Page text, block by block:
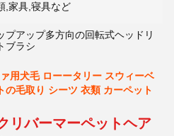
,家具,寝具など
プアップ多方向の回転式ヘッドリ
ブラシ
用犬毛 ローータリー スウィーベ
の毛取り シーツ 衣類 カーペット
リバーマーペットヘア